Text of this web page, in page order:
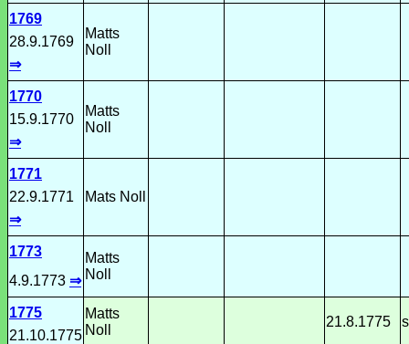
1769
28.9.1769
⇒
Matts
Noll
1770
15.9.1770
⇒
Matts
Noll
1771
22.9.1771
⇒
Mats Noll
1773
4.9.1773 ⇒
Matts
Noll
1775
21.10.1775
Matts
Noll
21.8.1775